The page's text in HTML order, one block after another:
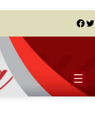
Facebook Twitter